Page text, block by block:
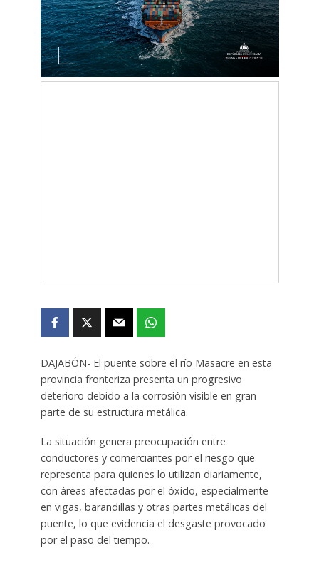
DAJABÓN- El puente sobre el río Masacre en esta
provincia fronteriza presenta un progresivo
deterioro debido a la corrosión visible en gran
parte de su estructura metálica.
La situación genera preocupación entre
conductores y comerciantes por el riesgo que
representa para quienes lo utilizan diariamente,
con áreas afectadas por el óxido, especialmente
en vigas, barandillas y otras partes metálicas del
puente, lo que evidencia el desgaste provocado
por el paso del tiempo.